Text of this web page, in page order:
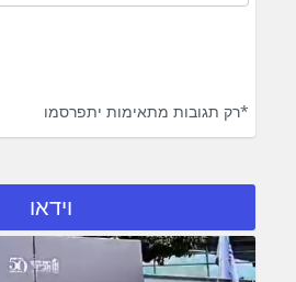
*רק תגובות מתאימות יתפרסמו
וידאו